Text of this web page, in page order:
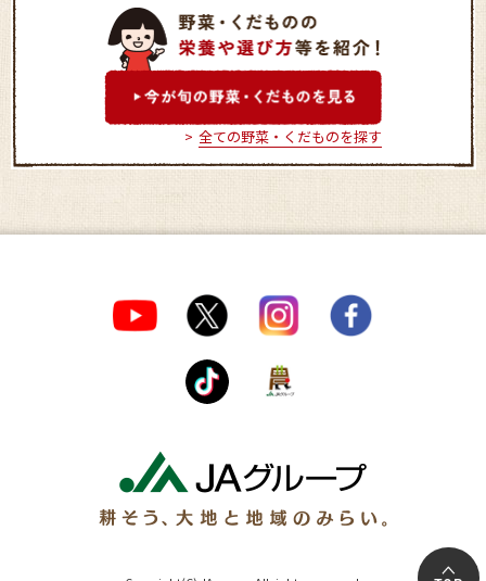
しのろとれたてっこ 生産者
直売所
全ての野菜・くだものを探す